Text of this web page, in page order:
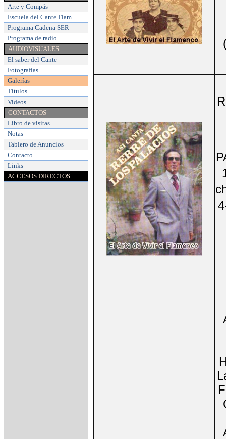
Arte y Compás
Escuela del Cante Flam.
Programa Cadena SER
Programa de radio
AUDIOVISUALES
El saber del Cante
Fotografías
Galerías
Títulos
Videos
CONTACTOS
Libro de visitas
Notas
Tablero de Anuncios
Contacto
Links
ACCESOS DIRECTOS